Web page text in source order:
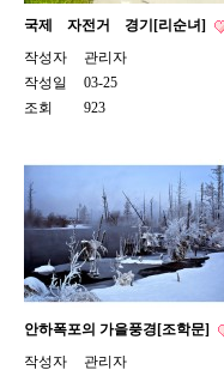
국제 자전거 경기[리순녀]
작성자
관리자
작성일
03-25
조회
923
안하폭포의 가을풍경[조학문]
작성자
관리자